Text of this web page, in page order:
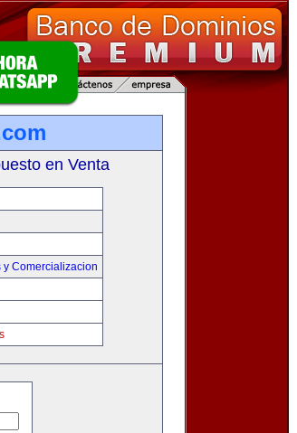
en Venta
y Comercializacion